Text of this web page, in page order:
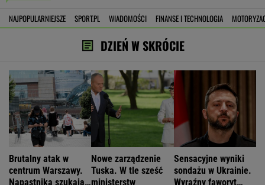
NAJPOPULARNIEJSZE SPORT.PL WIADOMOŚCI FINANSE I TECHNOLOGIA
DZIEŃ W SKRÓCIE
Brutalny atak w
centrum Warszawy.
Napastnika szukają
Nowe zarządzenie
Tuska. W tle sześć
ministerstw
Sensacyjne wyniki
sondażu w Ukrainie.
Wyraźny faworyt